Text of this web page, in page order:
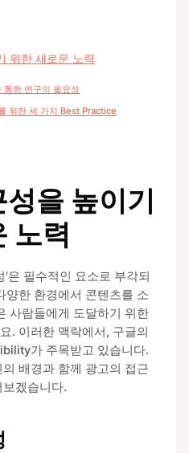
위한 새로운 노력
통한 연구의 필요성
위한 세 가지 Best Practice
을 높이기
노력
은 필수적인 요소로 부각되
양한 환경에서 콘텐츠를 소
사람들에게 도달하기 위한
. 이러한 맥락에서, 구글의
가 주목받고 있습니다.
배경과 함께 광고의 접근
겠습니다.